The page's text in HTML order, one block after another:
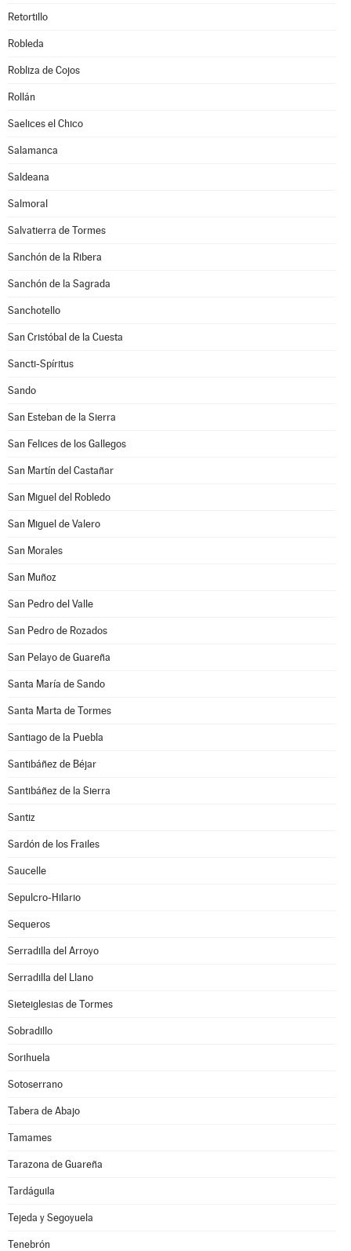
Retortillo
Robleda
Robliza de Cojos
Rollán
Saelices el Chico
Salamanca
Saldeana
Salmoral
Salvatierra de Tormes
Sanchón de la Ribera
Sanchón de la Sagrada
Sanchotello
San Cristóbal de la Cuesta
Sancti-Spíritus
Sando
San Esteban de la Sierra
San Felices de los Gallegos
San Martín del Castañar
San Miguel del Robledo
San Miguel de Valero
San Morales
San Muñoz
San Pedro del Valle
San Pedro de Rozados
San Pelayo de Guareña
Santa María de Sando
Santa Marta de Tormes
Santiago de la Puebla
Santibáñez de Béjar
Santibáñez de la Sierra
Santiz
Sardón de los Frailes
Saucelle
Sepulcro-Hilario
Sequeros
Serradilla del Arroyo
Serradilla del Llano
Sieteiglesias de Tormes
Sobradillo
Sorihuela
Sotoserrano
Tabera de Abajo
Tamames
Tarazona de Guareña
Tardáguila
Tejeda y Segoyuela
Tenebrón